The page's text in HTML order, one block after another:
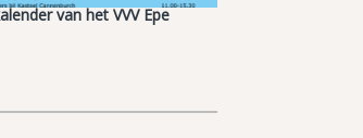
van het VVV Epe